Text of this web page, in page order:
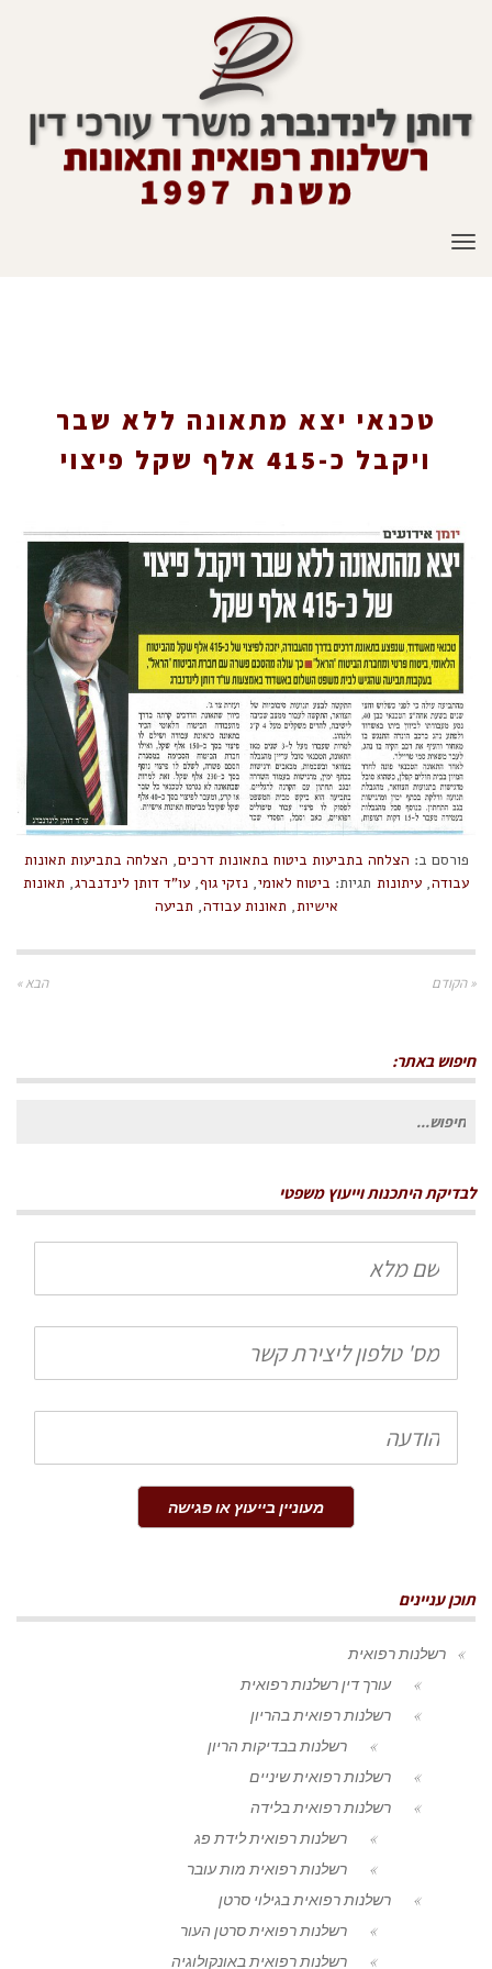
תפריט
טכנאי יצא מתאונה ללא שבר
ויקבל כ-415 אלף שקל פיצוי
פורסם ב: הצלחה בתביעות ביטוח בתאונות דרכים, הצלחה בתביעות תאונות
עבודה, עיתונות תגיות: ביטוח לאומי, נזקי גוף, עו"ד דותן לינדנברג, תאונות
אישיות, תאונות עבודה, תביעה
« הקודם הבא »
חיפוש באתר:
חיפוש
לבדיקת היתכנות וייעוץ משפטי
שם
מלא
טלפון
הודעה
מעוניין בייעוץ או פגישה
תוכן עניינים
רשלנות רפואית
עורך דין רשלנות רפואית
רשלנות רפואית בהריון
רשלנות בבדיקות הריון
רשלנות רפואית שיניים
רשלנות רפואית בלידה
רשלנות רפואית לידת פג
רשלנות רפואית מות עובר
רשלנות רפואית בגילוי סרטן
רשלנות רפואית סרטן העור
רשלנות רפואית באונקולוגיה